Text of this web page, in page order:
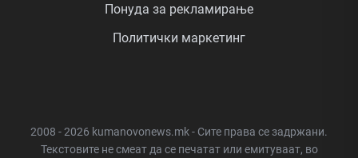
Понуда за рекламирање
Политички маркетинг
2008 - 2026 kumanovonews.mk - Сите права се задржани.
Текстовите не смеат да се печатат или емитуваат, во